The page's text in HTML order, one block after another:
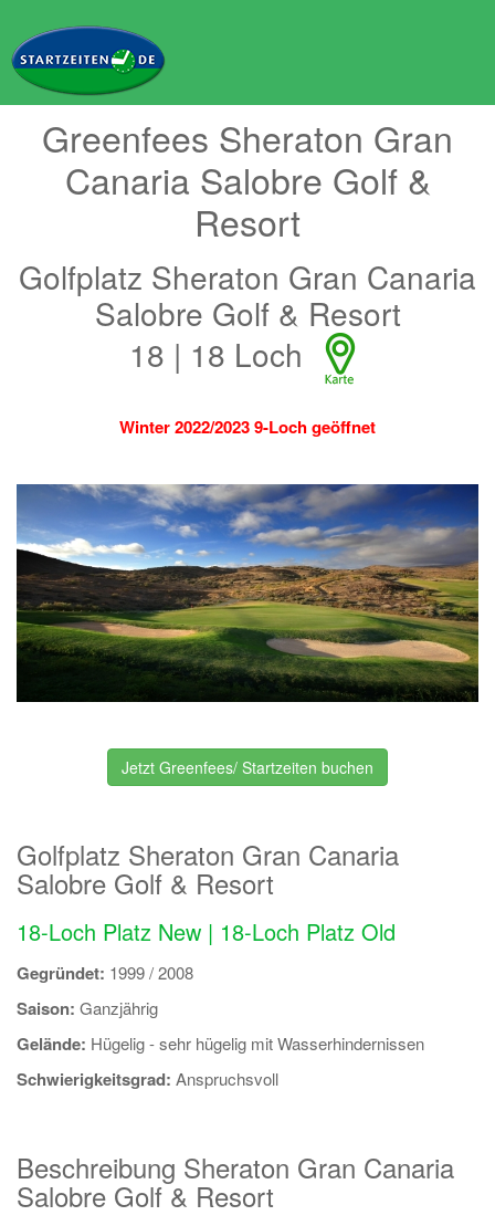
Greenfees Sheraton Gran
Canaria Salobre Golf &
Resort
Golfplatz Sheraton Gran Canaria
Salobre Golf & Resort
18 | 18 Loch
Winter 2022/2023 9-Loch geöffnet
Jetzt Greenfees/ Startzeiten buchen
Golfplatz Sheraton Gran Canaria
Salobre Golf & Resort
18-Loch Platz New | 18-Loch Platz Old
Gegründet: 1999 / 2008
Saison: Ganzjährig
Gelände: Hügelig - sehr hügelig mit Wasserhindernissen
Schwierigkeitsgrad: Anspruchsvoll
Beschreibung Sheraton Gran Canaria
Salobre Golf & Resort